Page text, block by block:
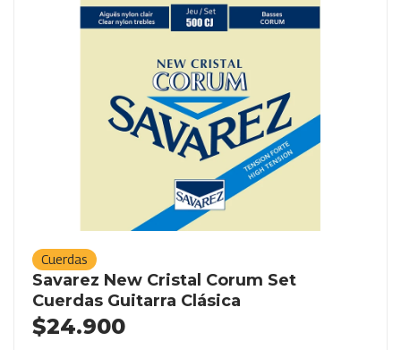
Cuerdas
Savarez New Cristal Corum Set
Cuerdas Guitarra Clásica
$24.900